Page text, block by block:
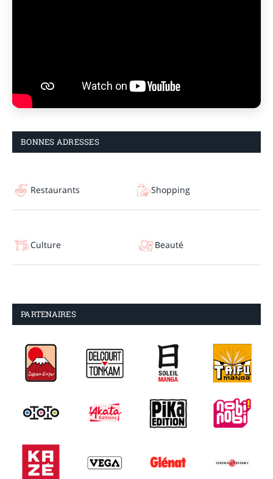
BONNES ADRESSES
Restaurants Shopping
Culture Beauté
PARTENAIRES